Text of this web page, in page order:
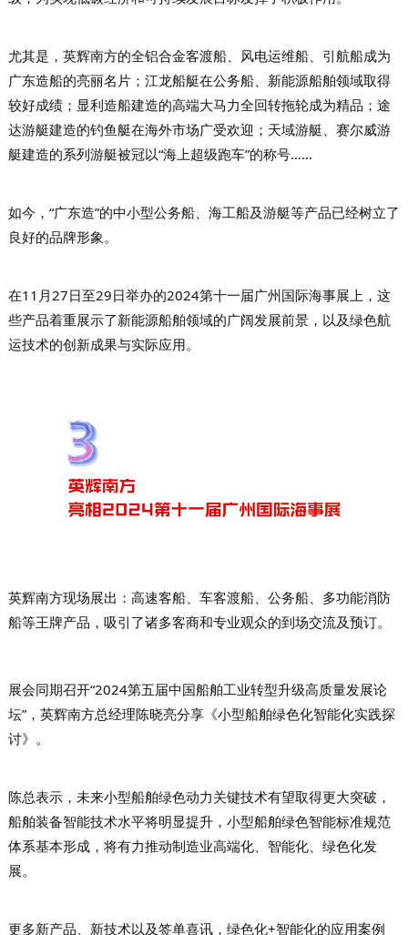
尤其是，英辉南方的全铝合金客渡船、风电运维船、引航船成为
广东造船的亮丽名片； 江龙船艇在公务船、新能源船舶领域取得
较好成绩；显利造船建造的高端大马力全回转拖轮成为精品；途
达游艇建造的钓鱼艇在海外市场广受欢迎；天域游艇、 赛尔威游
艇建造的系列游艇被冠以“海上超级跑车”的称号……
如今，“广东造”的中小型公务船、海工船及游艇等产品已经树立了
良好的品牌形象。
在11月27日至29日举办的2024第十一届广州国际海事展上，这
些产品着重展示了新能源船舶领域的广阔发展前景，以及绿色航
运技术的创新成果与实际应用。
英辉南方现场展出：高速客船、车客渡船、公务船、多功能消防
船等王牌产品 ，吸引了诸多客商和专业观众的到场交流及预订。
展会同期召开“2024第五届中国船舶工业转型升级高质量发展论
坛”， 英辉南方总经理陈晓亮分享《小型船舶绿色化智能化实践探
讨》。
陈总表示，未来小型船舶绿色动力关键技术有望取得更大突破，
船舶装备智能技术水平将明显提升，小型船舶绿色智能标准规范
体系基本形成，将有力推动制造业高端化、智能化、绿色化发
展。
更多新产品、新技术以及签单喜讯， 绿色化+智能化的应用案例